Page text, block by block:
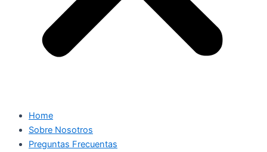
Home
Sobre Nosotros
Preguntas Frecuentas